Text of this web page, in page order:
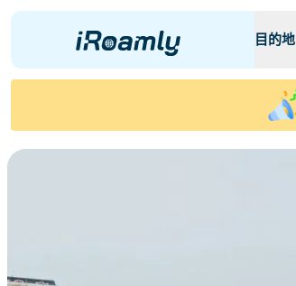
目的地
區域 eSIMs